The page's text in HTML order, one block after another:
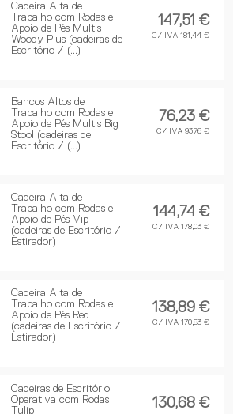
Cadeira Alta de
Trabalho com Rodas e
Apoio de Pés Multis
Woody Plus (cadeiras de
Escritório / (...)
147,51 €
C/ IVA 181,44 €
Bancos Altos de
Trabalho com Rodas e
Apoio de Pés Multis Big
Stool (cadeiras de
Escritório / (...)
76,23 €
C/ IVA 93,76 €
Cadeira Alta de
Trabalho com Rodas e
Apoio de Pés Vip
(cadeiras de Escritório /
Estirador)
144,74 €
C/ IVA 178,03 €
Cadeira Alta de
Trabalho com Rodas e
Apoio de Pés Red
(cadeiras de Escritório /
Estirador)
138,89 €
C/ IVA 170,83 €
Cadeiras de Escritório
Operativa com Rodas
Tulip
130,68 €